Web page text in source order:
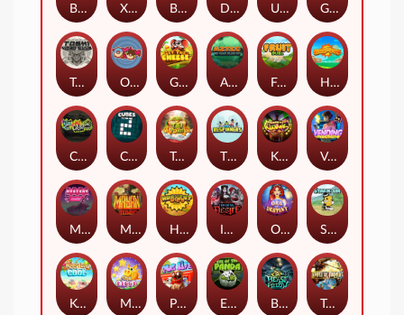
Benny The Beer Xmas Drop Bloodthirst Densho Undead Fortune Gladiator Legends
Toshi Video Club OmNom Get The Cheese Aztec Twist Fruit Duel Hop'n'Pop
Chaos Crew Cubes 2 Tai The Toad The Respinners Klowns Vending Machine
Mystery Motel Mayan Stackways Harvest Wilds Immortal Desire Orb of Destiny Stack'em
Keep 'em Cool Magic Piggy Pug Life Eye of the Panda Beast Below Temple of Torment